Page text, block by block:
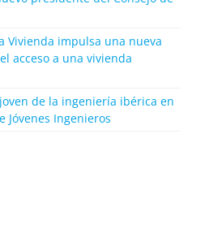
Vivienda impulsa una nueva
acceso a una vivienda
de la ingeniería ibérica en
Jóvenes Ingenieros